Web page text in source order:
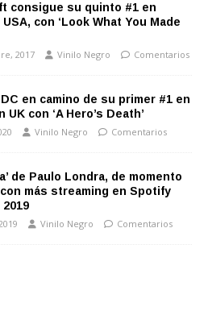
consigue su quinto #1 en
con ‘Look What You Made
2017 Vinilo Negro
Comentarios
en camino de su primer #1 en
UK con ‘A Hero’s Death’
Vinilo Negro
Comentarios
de Paulo Londra, de momento
con más streaming en Spotify
Vinilo Negro
Comentarios